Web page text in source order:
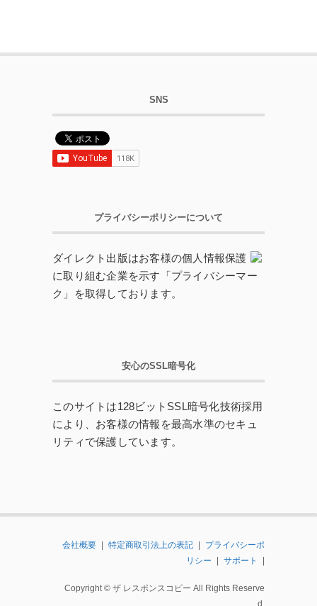
SNS
プライバシーポリシーについて
ダイレクト出版はお客様の個人情報保護
に取り組む企業を示す「プライバシーマー
ク」を取得しております。
安心のSSL暗号化
このサイトは128ビットSSL暗号化技術採用
により、お客様の情報を最高水準のセキュ
リティで保護しています。
会社概要 | 特定商取引法上の表記 |
プライバシーポ
リシー
| サポート |
Copyright © ザ レスポンスコピー All Rights Reserve
D.